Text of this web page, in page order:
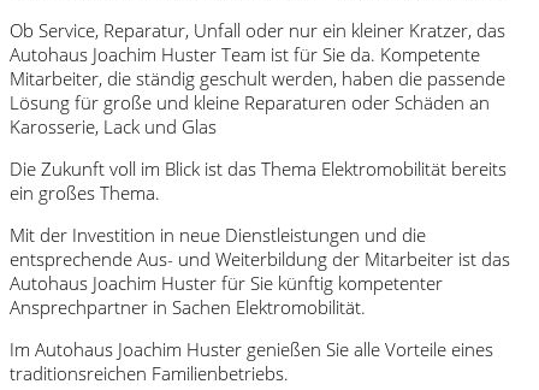
Ob Service, Reparatur, Unfall oder nur ein kleiner Kratzer, das
Autohaus Joachim Huster Team ist für Sie da. Kompetente
Mitarbeiter, die ständig geschult werden, haben die passende
Lösung für große und kleine Reparaturen oder Schäden an
Karosserie, Lack und Glas
Die Zukunft voll im Blick ist das Thema Elektromobilität bereits
ein großes Thema.
Mit der Investition in neue Dienstleistungen und die
entsprechende Aus- und Weiterbildung der Mitarbeiter ist das
Autohaus Joachim Huster für Sie künftig kompetenter
Ansprechpartner in Sachen Elektromobilität.
Im Autohaus Joachim Huster genießen Sie alle Vorteile eines
traditionsreichen Familienbetriebs.